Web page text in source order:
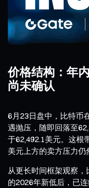
价格结构：年
尚未确认
6月23日盘中，比特币
遇抛压，随即回落至
于62,492.1美元。这根
美元上方的卖方压力仍
从更长时间框架观察
的2026年新低后，已